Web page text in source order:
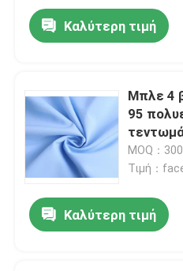
Καλύτερη τιμή
Μπλε 4
95
Spandex
MOQ：
Τιμή：
Καλύτερη τιμή